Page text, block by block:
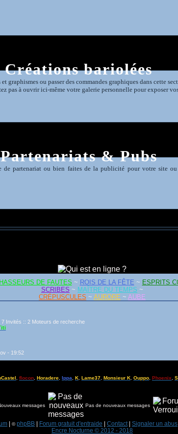
Créations bariolées
graphismes ou passer des commandes graphiques dans cette
pas à ouvrir ici-même votre galerie personnelle pour exposer
Partenariats & Pubs
de partenariat ou bien faites de la publicité pour votre site
DE FAUTES ~ ROIS DE LA FÊTE ~ ESPRITS
SCRIBES ~ MAÎTRE DU TEMPS ~
CRÉPUSCULES ~ AURORE ~ AUBE
Invités :: 2 Moteurs de recherche
- 19:52
flocon Horadere Ippa K Lame37 Monsieur K Ouppo Phoenix
messages Pas de nouveaux messages
© phpBB Forum gratuit d'entraide Contact| Signaler un abus
Encre Nocturne © 2012 - 2018